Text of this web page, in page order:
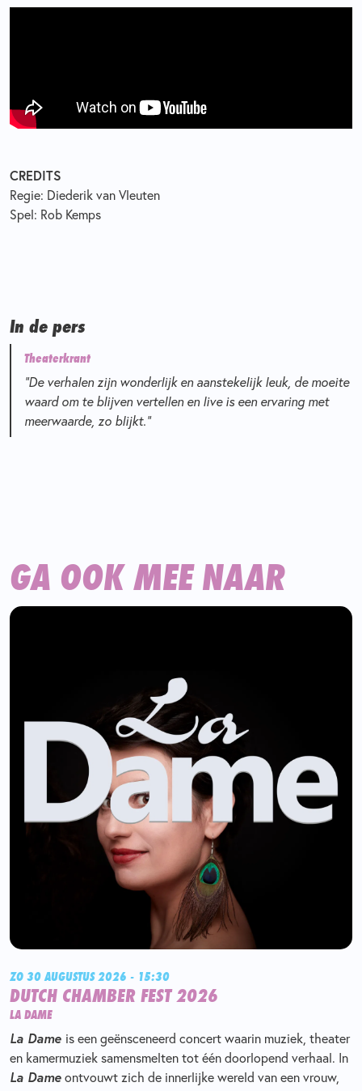
CREDITS
Regie: Diederik van Vleuten
Spel: Rob Kemps
In de pers
Theaterkrant
“De verhalen zijn wonderlijk en aanstekelijk leuk, de moeite
waard om te blijven vertellen en live is een ervaring met
meerwaarde, zo blijkt.”
GA OOK MEE NAAR
ZO 30 AUGUSTUS 2026 - 15:30
DUTCH CHAMBER FEST 2026
LA DAME
La Dame is een geënsceneerd concert waarin muziek, theater
en kamermuziek samensmelten tot één doorlopend verhaal. In
La Dame ontvouwt zich de innerlijke wereld van een vrouw,